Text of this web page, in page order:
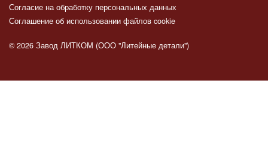
Согласие на обработку персональных данных
Соглашение об использовании файлов cookie
© 2026 Завод ЛИТКОМ (ООО "Литейные детали")